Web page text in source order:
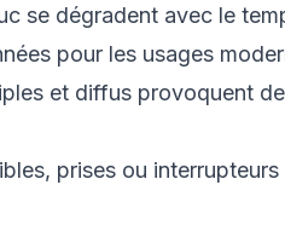
se dégradent avec le
pour les usages
et diffus provoquent
prises ou